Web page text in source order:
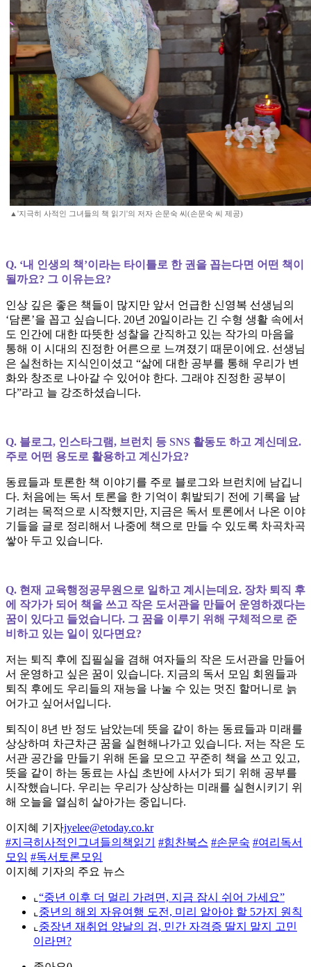
▲'지극히 사적인 그녀들의 책 읽기'의 저자 손문숙 씨(손문숙 씨 제공)
Q. ‘내 인생의 책’이라는 타이틀로 한 권을 꼽는다면 어떤 책이
될까요? 그 이유는요?
인상 깊은 좋은 책들이 많지만 앞서 언급한 신영복 선생님의
‘담론’을 꼽고 싶습니다. 20년 20일이라는 긴 수형 생활 속에서
도 인간에 대한 따뜻한 성찰을 간직하고 있는 작가의 마음을
통해 이 시대의 진정한 어른으로 느껴졌기 때문이에요. 선생님
은 실천하는 지식인이셨고 “삶에 대한 공부를 통해 우리가 변
화와 창조로 나아갈 수 있어야 한다. 그래야 진정한 공부이
다”라고 늘 강조하셨습니다.
Q. 블로그, 인스타그램, 브런치 등 SNS 활동도 하고 계신데요.
주로 어떤 용도로 활용하고 계신가요?
동료들과 토론한 책 이야기를 주로 블로그와 브런치에 남깁니
다. 처음에는 독서 토론을 한 기억이 휘발되기 전에 기록을 남
기려는 목적으로 시작했지만, 지금은 독서 토론에서 나온 이야
기들을 글로 정리해서 나중에 책으로 만들 수 있도록 차곡차곡
쌓아 두고 있습니다.
Q. 현재 교육행정공무원으로 일하고 계시는데요. 장차 퇴직 후
에 작가가 되어 책을 쓰고 작은 도서관을 만들어 운영하겠다는
꿈이 있다고 들었습니다. 그 꿈을 이루기 위해 구체적으로 준
비하고 있는 일이 있다면요?
저는 퇴직 후에 집필실을 겸해 여자들의 작은 도서관을 만들어
서 운영하고 싶은 꿈이 있습니다. 지금의 독서 모임 회원들과
퇴직 후에도 우리들의 재능을 나눌 수 있는 멋진 할머니로 늙
어가고 싶어서입니다.
퇴직이 8년 반 정도 남았는데 뜻을 같이 하는 동료들과 미래를
상상하며 차근차근 꿈을 실현해나가고 있습니다. 저는 작은 도
서관 공간을 만들기 위해 돈을 모으고 꾸준히 책을 쓰고 있고,
뜻을 같이 하는 동료는 사십 초반에 사서가 되기 위해 공부를
시작했습니다. 우리는 우리가 상상하는 미래를 실현시키기 위
해 오늘을 열심히 살아가는 중입니다.
이지혜 기자jyelee@etoday.co.kr
#지극히사적인그녀들의책읽기
#힘찬북스 #손문숙 #여리독서
모임 #독서토론모임
이지혜 기자의 주요 뉴스
⌞ “중년 이후 더 멀리 가려면, 지금 잠시 쉬어 가세요”
⌞ 중년의 해외 자유여행 도전, 미리 알아야 할 5가지 원칙
⌞ 중장년 재취업 양날의 검, 민간 자격증 딸지 말지 고민
이라면?